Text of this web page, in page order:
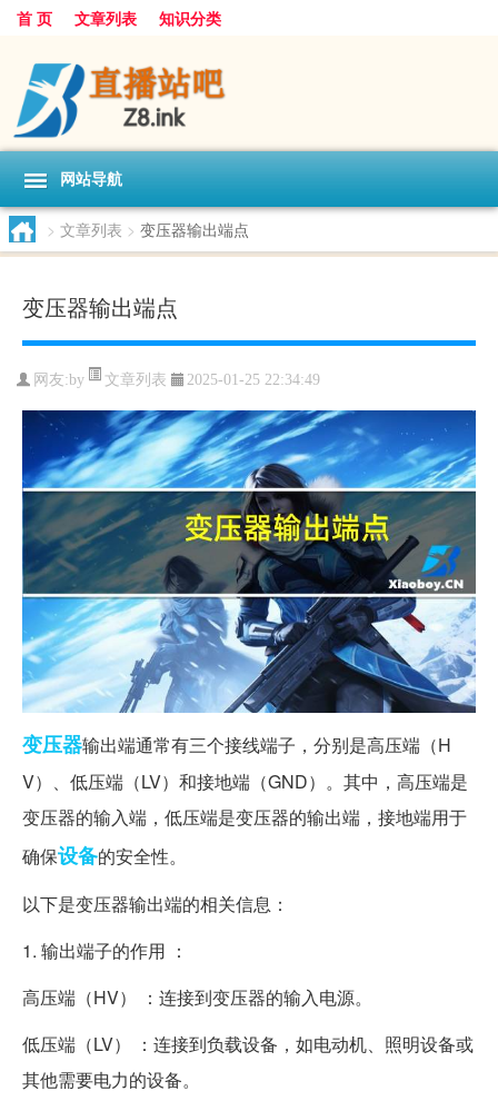
首 页 文章列表 知识分类
网站导航
> 文章列表 > 变压器输出端点
变压器输出端点
网友:by 文章列表 2025-01-25 22:34:49
变压器输出端通常有三个接线端子，分别是高压端（H
V）、低压端（LV）和接地端（GND）。其中，高压端是
变压器的输入端，低压端是变压器的输出端，接地端用于
确保设备的安全性。
以下是变压器输出端的相关信息：
1. 输出端子的作用 ：
高压端（HV） ：连接到变压器的输入电源。
低压端（LV） ：连接到负载设备，如电动机、照明设备或
其他需要电力的设备。